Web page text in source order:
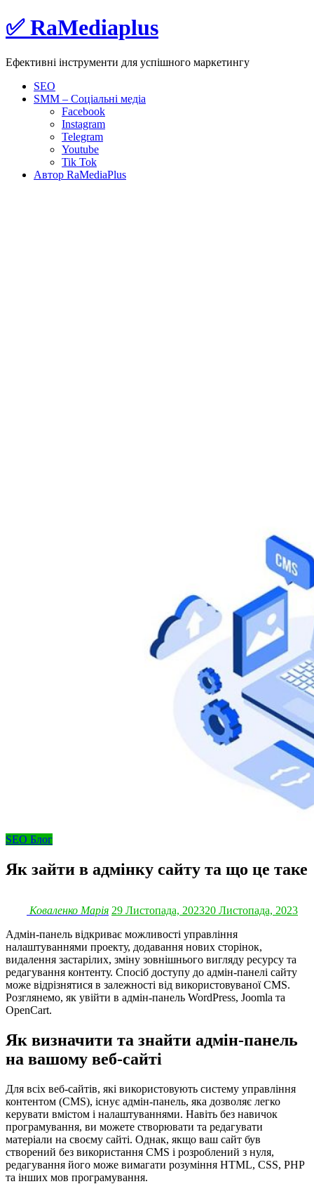
Skip
to
✅ RaMediaplus
Ефективні інструменти для успішного маркетингу
SEO
SMM – Соціальні медіа
Facebook
Instagram
Telegram
Youtube
Tik Tok
Автор RaMediaPlus
SEO Блог
Як зайти в адмінку сайту та що це таке
Коваленко Марія 29 Листопада, 202320 Листопада, 2023
Адмін-панель відкриває можливості управління
налаштуваннями проекту, додавання нових сторінок,
видалення застарілих, зміну зовнішнього вигляду ресурсу та
редагування контенту. Спосіб доступу до адмін-панелі сайту
може відрізнятися в залежності від використовуваної CMS.
Розглянемо, як увійти в адмін-панель WordPress, Joomla та
OpenCart.
Як визначити та знайти адмін-панель
на вашому веб-сайті
Для всіх веб-сайтів, які використовують систему управління
контентом (CMS), існує адмін-панель, яка дозволяє легко
керувати вмістом і налаштуваннями. Навіть без навичок
програмування, ви можете створювати та редагувати
матеріали на своєму сайті. Однак, якщо ваш сайт був
створений без використання CMS і розроблений з нуля,
редагування його може вимагати розуміння HTML, CSS, PHP
та інших мов програмування.